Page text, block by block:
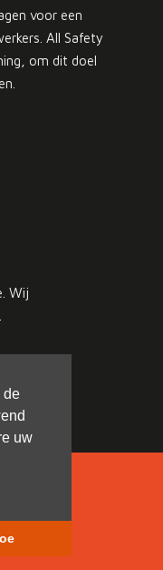
de
uw
voor een
All Safety
om dit doel
Wij